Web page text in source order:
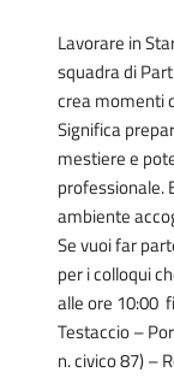
Lavorare in
squadra di
crea momenti
Significa
mestiere e
professionale.
ambiente
Se vuoi far
per i colloqui
alle ore 10:00
Testaccio –
n. civico 87) –